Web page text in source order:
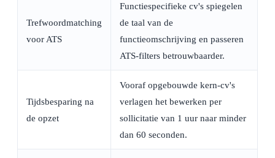
Trefwoordmatching
voor ATS
Functiespecifieke cv's spiegelen
de taal van de
functieomschrijving en passeren
ATS-filters betrouwbaarder.
Tijdsbesparing na
de opzet
Vooraf opgebouwde kern-cv's
verlagen het bewerken per
sollicitatie van 1 uur naar minder
dan 60 seconden.